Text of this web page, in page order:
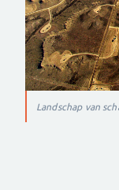
Landschap van